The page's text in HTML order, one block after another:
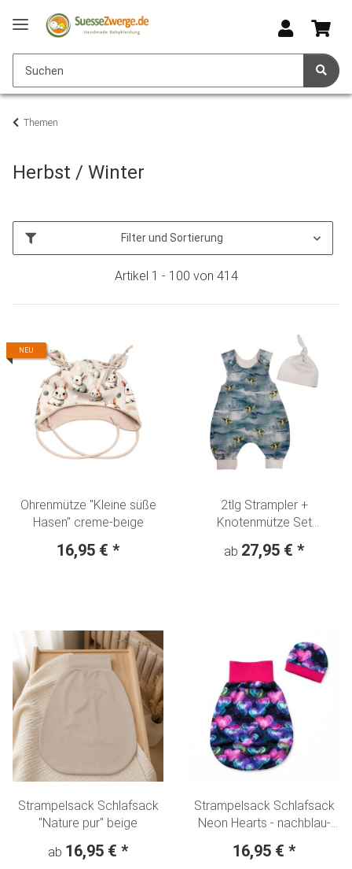
Themen
Herbst / Winter
Filter und Sortierung
Artikel 1 - 100 von 414
NEU
Ohrenmütze "Kleine süße
Hasen" creme-beige
16,95 € *
2tlg Strampler +
Knotenmütze Set
Dragon jeansblau
ab 27,95 € *
Strampelsack Schlafsack
"Nature pur" beige
ab 16,95 € *
Strampelsack Schlafsack
Neon Hearts - nachblau-
16,95 € *